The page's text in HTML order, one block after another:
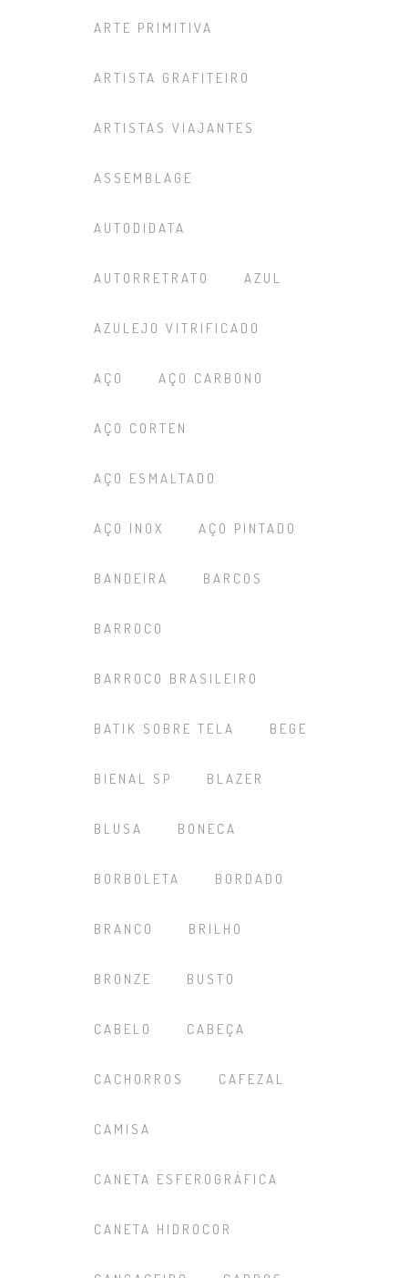
ARTE PRIMITIVA
ARTISTA GRAFITEIRO
ARTISTAS VIAJANTES
ASSEMBLAGE
AUTODIDATA
AUTORRETRATO AZUL
AZULEJO VITRIFICADO
AÇO AÇO CARBONO
AÇO CORTEN
AÇO ESMALTADO
AÇO INOX AÇO PINTADO
BANDEIRA BARCOS
BARROCO
BARROCO BRASILEIRO
BATIK SOBRE TELA BEGE
BIENAL SP BLAZER
BLUSA BONECA
BORBOLETA BORDADO
BRANCO BRILHO
BRONZE BUSTO
CABELO CABEÇA
CACHORROS CAFEZAL
CAMISA
CANETA ESFEROGRÁFICA
CANETA HIDROCOR